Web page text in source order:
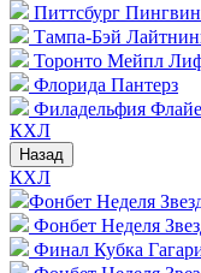
Питтсбург
Тампа-Бэй
Торонто Мейпл
Флорида Пантерз
Филадельфия
КХЛ
Назад
КХЛ
Фонбет Неделя
Фонбет Неделя
Финал Кубка